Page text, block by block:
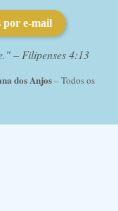
por e-mail
– Filipenses 4:13
dos Anjos– Todos os